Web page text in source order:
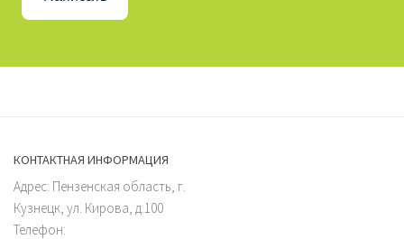
КОНТАКТНАЯ ИНФОРМАЦИЯ
Адрес: Пензенская область, г.
Кузнецк, ул. Кирова, д.100
Телефон: